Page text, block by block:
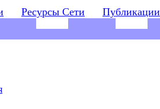
Ресурсы Сети Публикации